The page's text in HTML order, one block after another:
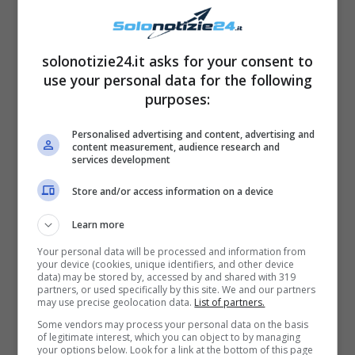
clamorosa dichiarazione su
Maria De Filippi
L’intervista rilasciata daEmanuele Filiberto
nasconde anche un altro clamoroso
retroscena che riguarda proprio
l’organizzazione messa in atto daMaria De
Filippi
soprattutto per quanto riguarda il
dietro le quinte dello show e il rapporto tra
prof e giudici, spesso in combutta durante la
dieta.
LEGGI ANCHE->Tish
solonotizie24.it asks for your consent to
use your personal data for the following
purposes:
Personalised advertising and content, advertising and
content measurement, audience research and
services development
Store and/or access information on a device
Learn more
Your personal data will be processed and information from
your device (cookies, unique identifiers, and other device
data) may be stored by, accessed by and shared with 319
partners, or used specifically by this site. We and our partners
may use precise geolocation data. List of partners.
Some vendors may process your personal data on the basis
of legitimate interest, which you can object to by managing
your options below. Look for a link at the bottom of this page